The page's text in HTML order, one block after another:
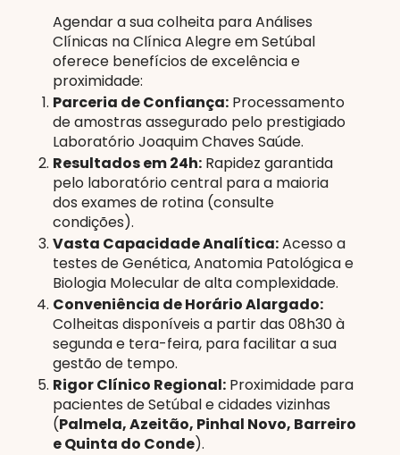
Agendar a sua colheita para Análises
Clínicas na Clínica Alegre em Setúbal
oferece benefícios de excelência e
proximidade:
Parceria de Confiança:Processamento
de amostras assegurado pelo prestigiado
Laboratório Joaquim Chaves Saúde.
Resultados em 24h:Rapidez garantida
pelo laboratório central para a maioria
dos exames de rotina (consulte
condições).
Vasta Capacidade Analítica:Acesso a
testes de Genética, Anatomia Patológica e
Biologia Molecular de alta complexidade.
Conveniência de Horário Alargado:
Colheitas disponíveis a partir das 08h30 à
segunda e tera-feira, para facilitar a sua
gestão de tempo.
Rigor Clínico Regional:Proximidade para
pacientes de Setúbal e cidades vizinhas
(Palmela, Azeitão, Pinhal Novo, Barreiro
e Quinta do Conde).